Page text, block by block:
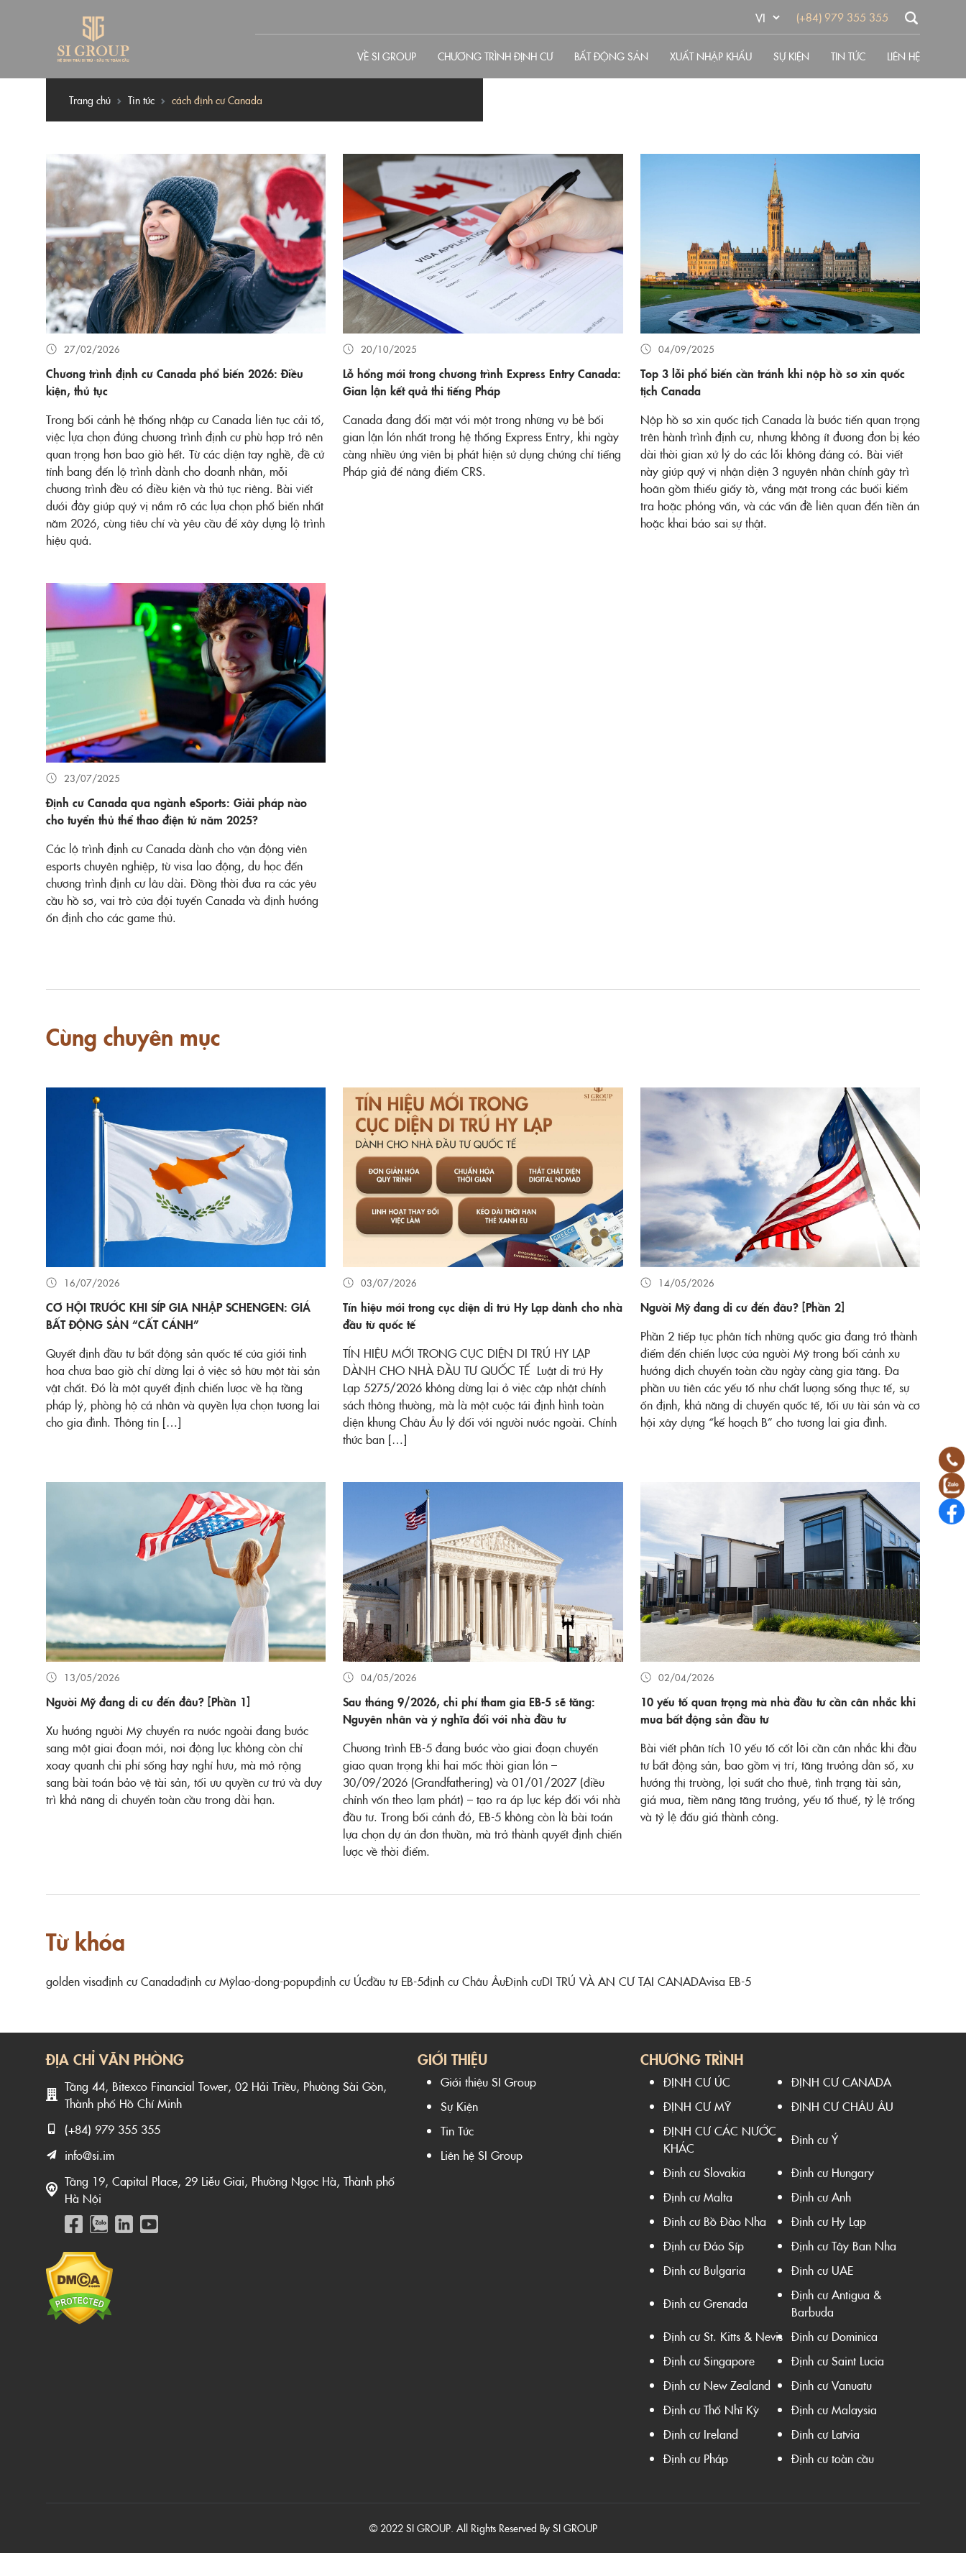
(+84) 979 355 355
VỀ SI GROUP CHƯƠNG TRÌNH ĐỊNH CƯ BẤT ĐỘNG SẢN XUẤT NHẬP KHẨU SỰ KIỆN TIN TỨC LIÊN HỆ
Trang chủ Tin tức cách định cư Canada
27/02/2026
Chương trình định cư Canada phổ biến 2026: Điều
kiện, thủ tục
Trong bối cảnh hệ thống nhập cư Canada liên tục cải tổ,
việc lựa chọn đúng chương trình định cư phù hợp trở nên
quan trọng hơn bao giờ hết. Từ các diện tay nghề, đề cử
tỉnh bang đến lộ trình dành cho doanh nhân, mỗi
chương trình đều có điều kiện và thủ tục riêng. Bài viết
dưới đây giúp quý vị nắm rõ các lựa chọn phổ biến nhất
năm 2026, cùng tiêu chí và yêu cầu để xây dựng lộ trình
hiệu quả.
20/10/2025
Lỗ hổng mới trong chương trình Express Entry Canada:
Gian lận kết quả thi tiếng Pháp
Canada đang đối mặt với một trong những vụ bê bối
gian lận lớn nhất trong hệ thống Express Entry, khi ngày
càng nhiều ứng viên bị phát hiện sử dụng chứng chỉ tiếng
Pháp giả để nâng điểm CRS.
04/09/2025
Top 3 lỗi phổ biến cần tránh khi nộp hồ sơ xin quốc
tịch Canada
Nộp hồ sơ xin quốc tịch Canada là bước tiến quan trọng
trên hành trình định cư, nhưng không ít đương đơn bị kéo
dài thời gian xử lý do các lỗi không đáng có. Bài viết
này giúp quý vị nhận diện 3 nguyên nhân chính gây trì
hoãn gồm thiếu giấy tờ, vắng mặt trong các buổi kiểm
tra hoặc phỏng vấn, và các vấn đề liên quan đến tiền án
hoặc khai báo sai sự thật.
23/07/2025
Định cư Canada qua ngành eSports: Giải pháp nào
cho tuyển thủ thể thao điện tử năm 2025?
Các lộ trình định cư Canada dành cho vận động viên
esports chuyên nghiệp, từ visa lao động, du học đến
chương trình định cư lâu dài. Đồng thời đưa ra các yêu
cầu hồ sơ, vai trò của đội tuyển Canada và định hướng
ổn định cho các game thủ.
Cùng chuyên mục
16/07/2026
CƠ HỘI TRƯỚC KHI SÍP GIA NHẬP SCHENGEN: GIÁ
BẤT ĐỘNG SẢN “CẤT CÁNH”
Quyết định đầu tư bất động sản quốc tế của giới tinh
hoa chưa bao giờ chỉ dừng lại ở việc sở hữu một tài sản
vật chất. Đó là một quyết định chiến lược về hạ tầng
pháp lý, phòng hộ cá nhân và quyền lựa chọn tương lai
cho gia đình. Thông tin […]
03/07/2026
Tín hiệu mới trong cục diện di trú Hy Lạp dành cho nhà
đầu từ quốc tế
TÍN HIỆU MỚI TRONG CỤC DIỆN DI TRÚ HY LẠP
DÀNH CHO NHÀ ĐẦU TƯ QUỐC TẾ Luật di trú Hy
Lạp 5275/2026 không dừng lại ở việc cập nhật chính
sách thông thường, mà là một cuộc tái định hình toàn
diện khung Châu Âu lý đối với người nước ngoài. Chính
thức ban […]
14/05/2026
Người Mỹ đang di cư đến đâu? [Phần 2]
Phần 2 tiếp tục phân tích những quốc gia đang trở thành
điểm đến chiến lược của người Mỹ trong bối cảnh xu
hướng dịch chuyển toàn cầu ngày càng gia tăng. Đa
phần ưu tiên các yếu tố như chất lượng sống thực tế, sự
ổn định, khả năng di chuyển quốc tế, tối ưu tài sản và cơ
hội xây dựng “kế hoạch B” cho tương lai gia đình.
13/05/2026
Người Mỹ đang di cư đến đâu? [Phần 1]
Xu hướng người Mỹ chuyển ra nước ngoài đang bước
sang một giai đoạn mới, nơi động lực không còn chỉ
xoay quanh chi phí sống hay nghỉ hưu, mà mở rộng
sang bài toán bảo vệ tài sản, tối ưu quyền cư trú và duy
trì khả năng di chuyển toàn cầu trong dài hạn.
04/05/2026
Sau tháng 9/2026, chi phí tham gia EB-5 sẽ tăng:
Nguyên nhân và ý nghĩa đối với nhà đầu tư
Chương trình EB-5 đang bước vào giai đoạn chuyển
giao quan trọng khi hai mốc thời gian lớn –
30/09/2026 (Grandfathering) và 01/01/2027 (điều
chỉnh vốn theo lạm phát) – tạo ra áp lực kép đối với nhà
đầu tư. Trong bối cảnh đó, EB-5 không còn là bài toán
lựa chọn dự án đơn thuần, mà trở thành quyết định chiến
lược về thời điểm.
02/04/2026
10 yếu tố quan trọng mà nhà đầu tư cần cân nhắc khi
mua bất động sản đầu tư
Bài viết phân tích 10 yếu tố cốt lõi cần cân nhắc khi đầu
tư bất động sản, bao gồm vị trí, tăng trưởng dân số, xu
hướng thị trường, lợi suất cho thuê, tình trạng tài sản,
giá mua, tiềm năng tăng trưởng, yếu tố thuế, tỷ lệ trống
và tỷ lệ đấu giá thành công.
Từ khóa
golden visađịnh cư Canadađịnh cư Mỹlao-dong-popupđịnh cư Úcđầu tư EB-5định cư Châu ÂuĐịnh cưDI TRÚ VÀ AN CƯ TẠI CANADAvisa EB-5
ĐỊA CHỈ VĂN PHÒNG
Tầng 44, Bitexco Financial Tower, 02 Hải Triều, Phường Sài Gòn,
Thành phố Hồ Chí Minh
(+84) 979 355 355
info@si.im
Tầng 19, Capital Place, 29 Liễu Giai, Phường Ngọc Hà, Thành phố
Hà Nội
GIỚI THIỆU
Giới thiệu SI Group
Sự Kiện
Tin Tức
Liên hệ SI Group
CHƯƠNG TRÌNH
ĐỊNH CƯ ÚC
ĐỊNH CƯ CANADA
ĐỊNH CƯ MỸ
ĐỊNH CƯ CHÂU ÂU
ĐỊNH CƯ CÁC NƯỚC
KHÁC
Định cư Ý
Định cư Slovakia
Định cư Hungary
Định cư Malta
Định cư Anh
Định cư Bồ Đào Nha
Định cư Hy Lạp
Định cư Đảo Síp
Định cư Tây Ban Nha
Định cư Bulgaria
Định cư UAE
Định cư Grenada
Định cư Antigua &
Barbuda
Định cư St. Kitts & Nevis Định cư Dominica
Định cư Singapore
Định cư Saint Lucia
Định cư New Zealand
Định cư Vanuatu
Định cư Thổ Nhĩ Kỳ
Định cư Malaysia
Định cư Ireland
Định cư Latvia
Định cư Pháp
Định cư toàn cầu
© 2022 SI GROUP. All Rights Reserved By SI GROUP